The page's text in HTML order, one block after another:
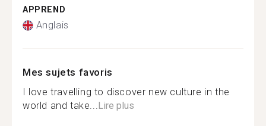
APPREND
Anglais
Mes sujets favoris
I love travelling to discover new culture in the
world and take...Lire plus